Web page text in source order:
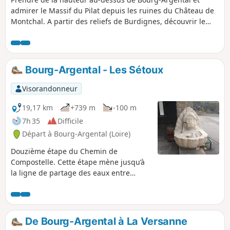
admirer le Massif du Pilat depuis les ruines du Château de
Montchal. A partir des reliefs de Burdignes, découvrir le
Bourg-Argental - Les Sétoux
Visorandonneur
19,17 km
+739 m
-100 m
7h 35
Difficile
Départ à Bourg-Argental (Loire)
Douzième étape du Chemin de
Compostelle. Cette étape mène jusqu’à
la ligne de partage des eaux entre
bascule entre les derniers contreforts
de la vallée du Rhône et des plateaux
volcaniques du Velay. Au départ de
Bourg-Argental, vous suivrez la Via
De Bourg-Argental à La Versanne